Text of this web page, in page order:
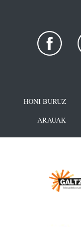
HONI BURUZ
ARAUAK